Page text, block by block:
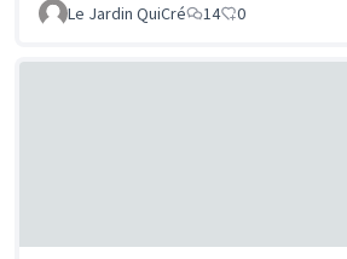
Le Jardin QuiCré
14 0